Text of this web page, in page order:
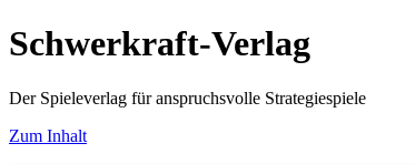
Schwerkraft-Verlag
Der Spieleverlag für anspruchsvolle Strategiespiele
Zum Inhalt